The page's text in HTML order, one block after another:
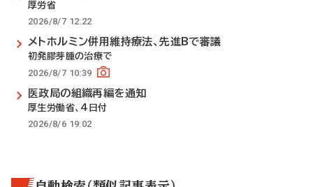
厚労省
2026/8/7 12:22
メトホルミン併用維持療法、先進Bで審議
初発膠芽腫の治療で
2026/8/7 10:39
医政局の組織再編を通知
厚生労働省、4日付
2026/8/6 19:02